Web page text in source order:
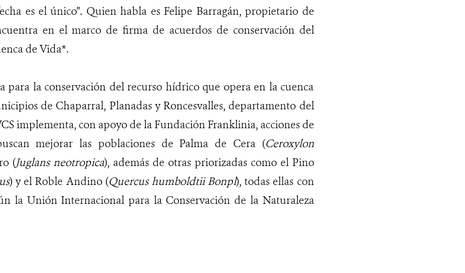
es el único”. Quien habla es Felipe Barragán, propietario de
en el marco de firma de acuerdos de conservación del
de Vida*.
para la conservación del recurso hídrico que opera en la cuenca
de Chaparral, Planadas y Roncesvalles, departamento del
implementa, con apoyo de la Fundación Franklinia, acciones de
mejorar las poblaciones de Palma de Cera (Ceroxylon
(Juglans neotropica), además de otras priorizadas como el Pino
) y el Roble Andino (Quercus humboldtii Bonpl), todas ellas con
la Unión Internacional para la Conservación de la Naturaleza